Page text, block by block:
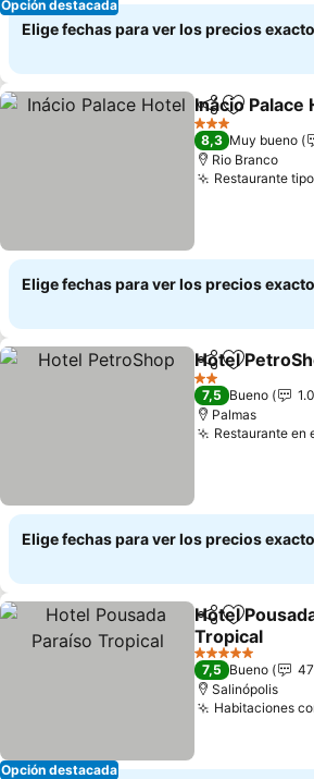
Opción destacada
Elige fechas para ver los precios
Compartir
Agregar
Inácio Palace
3 Estrellas
8,3 Muy bueno
Rio Branco
Restaurante
Elige fechas para ver los precios
Compartir
Agregar
Hotel
2 Estrellas
7,5 Bueno
Palmas
Restaurante en
Elige fechas para ver los precios
Opción destacada
Compartir
Agregar
Hotel
Tropical
5 Estrellas
7,5 Bueno
Salinópolis
Habitaciones